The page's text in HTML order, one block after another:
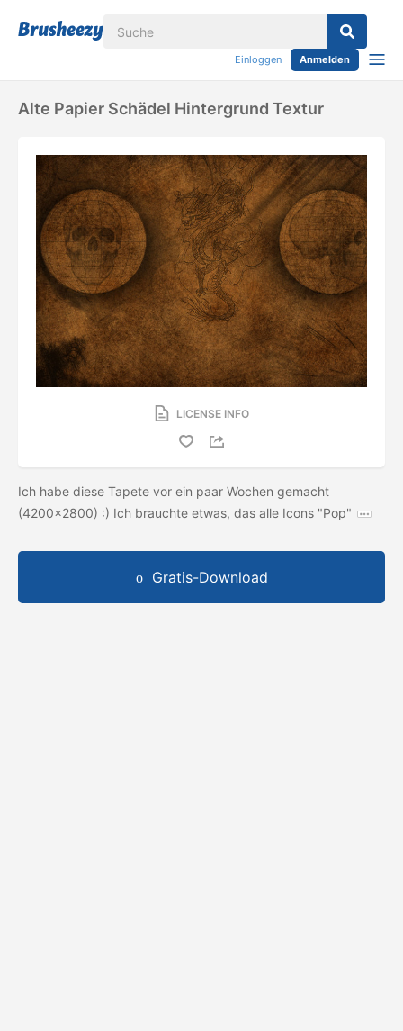
Einloggen Anmelden
Alte Papier Schädel Hintergrund Textur
LICENSE INFO
Ich habe diese Tapete vor ein paar Wochen gemacht
(4200x2800) :) Ich brauchte etwas, das alle Icons "Pop"
Gratis-Download